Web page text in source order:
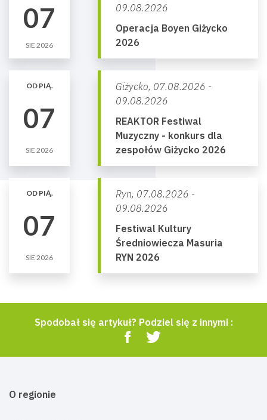
07
SIE 2026
09.08.2026
Operacja Boyen Giżycko
2026
OD PIĄ.
07
SIE 2026
Giżycko, 07.08.2026 -
09.08.2026
REAKTOR Festiwal
Muzyczny - konkurs dla
zespołów Giżycko 2026
OD PIĄ.
07
SIE 2026
Ryn, 07.08.2026 -
09.08.2026
Festiwal Kultury
Średniowiecza Masuria
RYN 2026
Spodobał się artykuł? Podziel się z innymi :
O regionie